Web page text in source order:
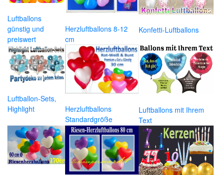
Luftballons
günstig und
preiswert
Herzluftballons 8-12
cm
Konfetti-Luftballons
Luftballon-Sets,
Highlight
Herzluftballons
Standardgröße
Luftballons mit Ihrem
Text